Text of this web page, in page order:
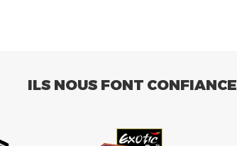
ILS NOUS FONT CONFIANCE